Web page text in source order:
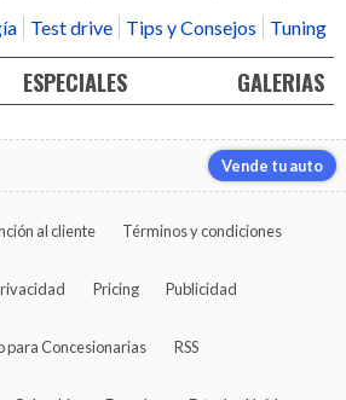
Test drive Tips y Consejos Tuning
ESPECIALES GALERIAS
Vende tu auto
al cliente Términos y condiciones
Pricing Publicidad
para Concesionarias RSS